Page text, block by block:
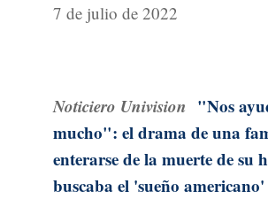
7 de julio de 2022
Noticiero Univision "Nos
mucho": el drama de una
enterarse de la muerte de su
buscaba el 'sueño americano'